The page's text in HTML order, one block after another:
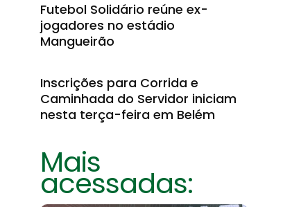
Futebol Solidário reúne ex-
jogadores no estádio
Mangueirão
Inscrições para Corrida e
Caminhada do Servidor iniciam
nesta terça-feira em Belém
Mais
acessadas: